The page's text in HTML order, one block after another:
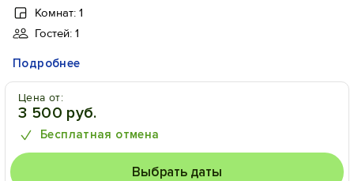
Комнат: 1
Гостей: 1
Подробнее
Цена от:
3 500 руб.
Бесплатная отмена
Выбрать даты